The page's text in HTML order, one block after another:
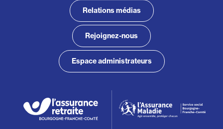
Relations médias
Rejoignez-nous
Espace administrateurs